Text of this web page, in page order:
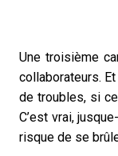
Une troisième
collaborateurs.
de troubles, si
C’est vrai,
risque de se